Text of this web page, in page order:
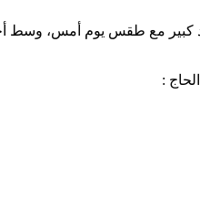
كبير مع طقس يوم أمس، وسط
: